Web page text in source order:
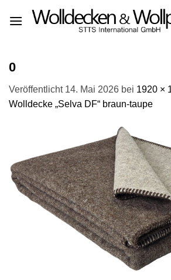
Inhalt
0
Veröffentlicht 14. Mai 2026 bei 1920 ×
Wolldecke „Selva DF“ braun-taupe